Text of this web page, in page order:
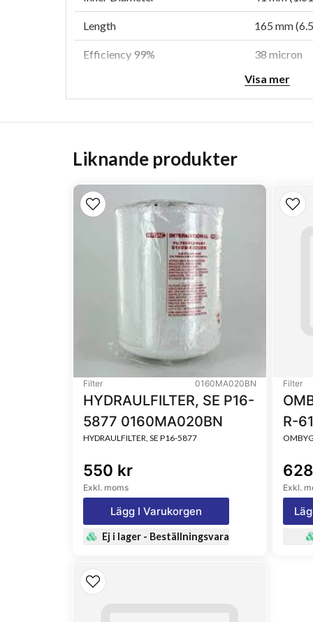
Length 165 mm
Efficiency 99% 38 micron
Cartridge
Visa mer
Liknande produkter
Filter 0160MA020BN
HYDRAULFILTER, SE P16-
5877 0160MA020BN
HYDRAULFILTER, SE P16-5877
550 kr
Exkl. moms
Lägg I Varukorgen
Ej i lager - Beställningsvara
Filter
R-
Exkl.